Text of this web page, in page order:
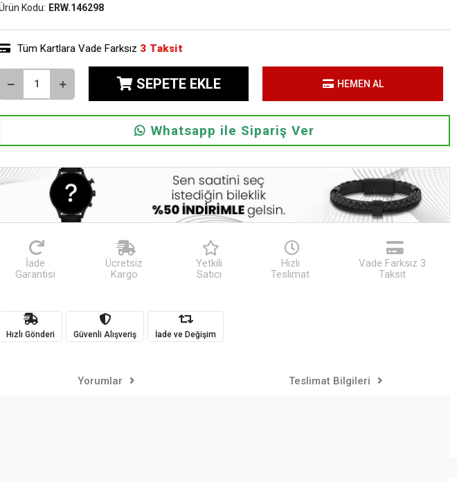
Kodu: ERW.146298
Tüm Kartlara Vade Farksız 3 Taksit
SEPETE EKLE HEMEN AL
Whatsapp ile Sipariş Ver
İade
Garantisi
Ücretsiz
Kargo
Yetkili
Satıcı
Hızlı
Teslimat
Vade Farksız 3
Taksit
Hızlı Gönderi Güvenli Alışveriş İade ve Değişim
Yorumlar Teslimat Bilgileri